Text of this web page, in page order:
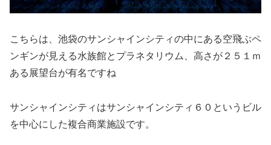
こちらは、池袋のサンシャインシティの中にある空飛ぶペ
ンギンが見える水族館とプラネタリウム、高さが２５１ｍ
ある展望台が有名ですね
サンシャインシティはサンシャインシティ６０というビル
を中心にした複合商業施設です。